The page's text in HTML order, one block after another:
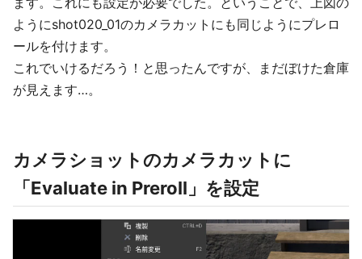
ようにshot020_01のカメラカットにも同じようにプレロ
ールを付けます。
これでいけるだろう！と思ったんですが、まだぼけた倉庫
が見えます…。
カメラショットのカメラカットに
「Evaluate in Preroll」を設定